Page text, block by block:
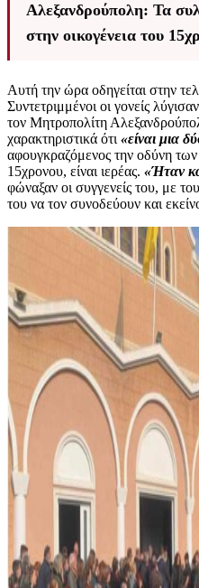
Αλεξανδρούπολη: Τα
στην οικογένεια του
Αυτή την ώρα οδηγείται στην
Συντετριμμένοι οι γονείς
τον Μητροπολίτη
χαρακτηριστικά ότι «είναι μια
αφουγκραζόμενος την οδύνη
15χρονου, είναι ιερέας. «Ήταν
φώναξαν οι συγγενείς του, με
του να τον συνοδεύουν και